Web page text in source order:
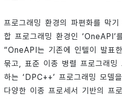
프로그래밍 환경의 파편화를 막
합 프로그래밍 환경인 ‘OneAPI’
“OneAPI는 기존에 인텔이 발표
묶고, 표준 이종 병렬 프로그래밍
하는 ‘DPC++’ 프로그래밍 모델
다양한 이종 프로세서 기반의 프